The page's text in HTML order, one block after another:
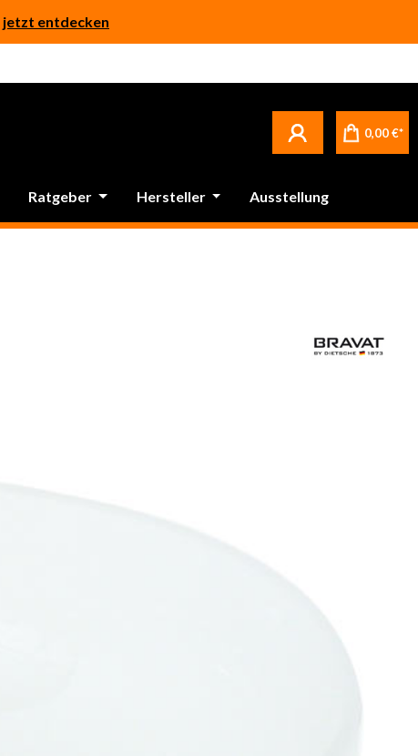
jetzt entdecken
0,00 €*
Ratgeber Hersteller Ausstellung